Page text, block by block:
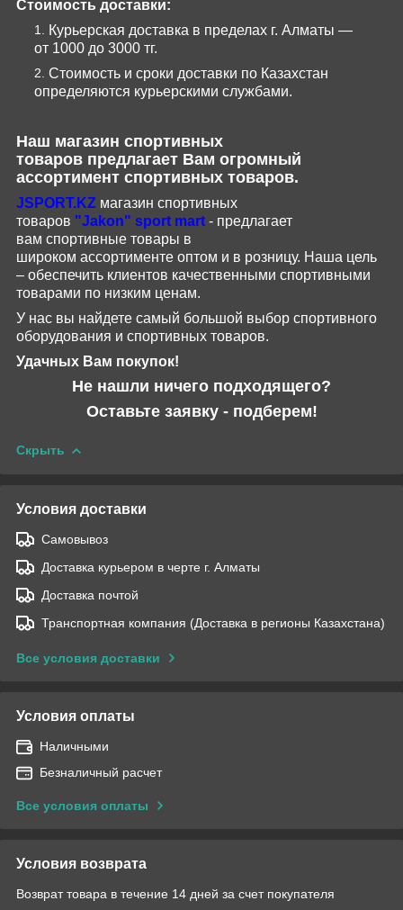
Стоимость доставки:
Курьерская доставка в пределах г. Алматы —
от 1000 до 3000 тг.
Стоимость и сроки доставки по Казахстан
определяются курьерскими службами.
Наш магазин спортивных
товаров предлагает Вам огромный
ассортимент спортивных товаров.
JSPORT.KZ магазин спортивных
товаров "Jakon" sport mart - предлагает
вам спортивные товары в
широком ассортименте оптом и в розницу. Наша цель
– обеспечить клиентов качественными спортивными
товарами по низким ценам.
У нас вы найдете самый большой выбор спортивного
оборудования и спортивных товаров.
Удачных Вам покупок!
Не нашли ничего подходящего?
Оставьте заявку - подберем!
Скрыть
Условия доставки
Самовывоз
Доставка курьером в черте г. Алматы
Доставка почтой
Транспортная компания (Доставка в регионы Казахстана)
Все условия доставки
Условия оплаты
Наличными
Безналичный расчет
Все условия оплаты
Условия возврата
Возврат товара в течение 14 дней за счет покупателя